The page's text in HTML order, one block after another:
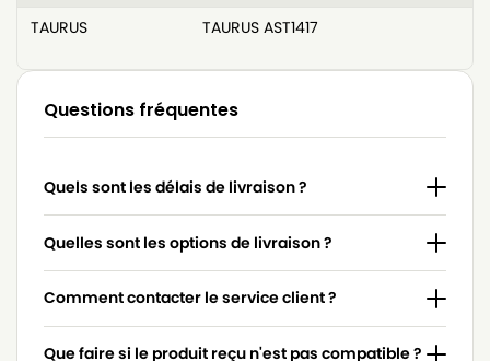
TAURUS
TAURUS AST1417
Questions fréquentes
Quels sont les délais de livraison ?
Quelles sont les options de livraison ?
Comment contacter le service client ?
Que faire si le produit reçu n'est pas compatible ?